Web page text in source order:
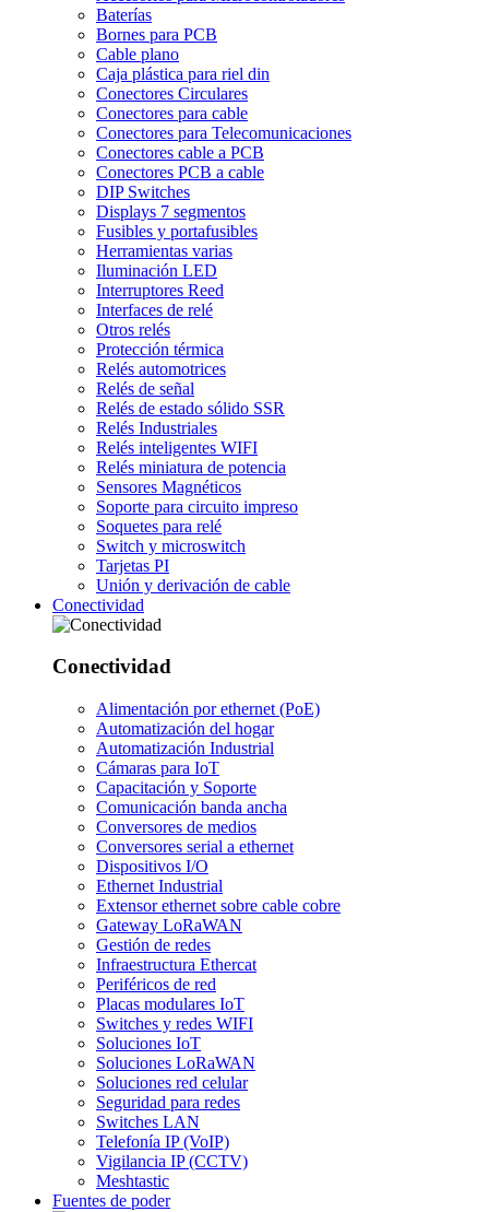
Baterías
Bornes para PCB
Cable plano
Caja plástica para riel din
Conectores Circulares
Conectores para cable
Conectores para Telecomunicaciones
Conectores cable a PCB
Conectores PCB a cable
DIP Switches
Displays 7 segmentos
Fusibles y portafusibles
Herramientas varias
Iluminación LED
Interruptores Reed
Interfaces de relé
Otros relés
Protección térmica
Relés automotrices
Relés de señal
Relés de estado sólido SSR
Relés Industriales
Relés inteligentes WIFI
Relés miniatura de potencia
Sensores Magnéticos
Soporte para circuito impreso
Soquetes para relé
Switch y microswitch
Tarjetas PI
Unión y derivación de cable
Conectividad
Conectividad
Alimentación por ethernet (PoE)
Automatización del hogar
Automatización Industrial
Cámaras para IoT
Capacitación y Soporte
Comunicación banda ancha
Conversores de medios
Conversores serial a ethernet
Dispositivos I/O
Ethernet Industrial
Extensor ethernet sobre cable cobre
Gateway LoRaWAN
Gestión de redes
Infraestructura Ethercat
Periféricos de red
Placas modulares IoT
Switches y redes WIFI
Soluciones IoT
Soluciones LoRaWAN
Soluciones red celular
Seguridad para redes
Switches LAN
Telefonía IP (VoIP)
Vigilancia IP (CCTV)
Meshtastic
Fuentes de poder